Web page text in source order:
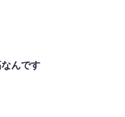
んです